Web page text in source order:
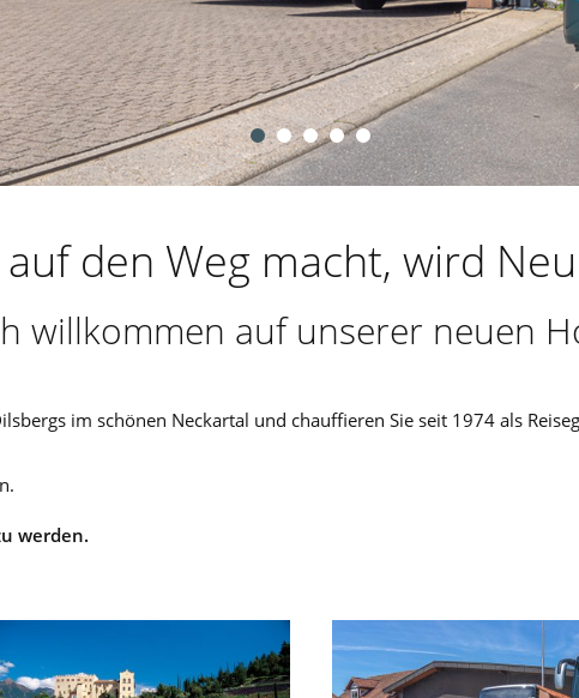
den Weg macht, wird
willkommen auf unserer neuen
im schönen Neckartal und chauffieren Sie seit 1974 als
werden.